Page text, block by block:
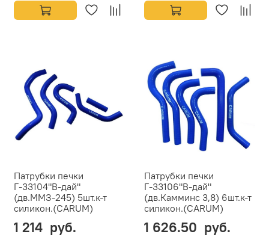
Патрубки печки
Г-33104"В-дай"
(дв.ММЗ-245) 5шт.к-т
силикон.(CARUM)
1 214 руб.
Патрубки печки
Г-33106"В-дай"
(дв.Камминс 3,8) 6шт.к-т
силикон.(CARUM)
1 626.50 руб.